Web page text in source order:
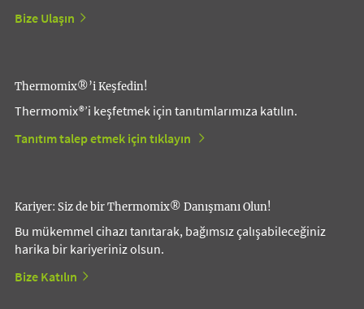
Bize Ulaşın
Thermomix®’i Keşfedin!
Thermomix®’i keşfetmek için tanıtımlarımıza katılın.
Tanıtım talep etmek için tıklayın
Kariyer: Siz de bir Thermomix® Danışmanı Olun!
Bu mükemmel cihazı tanıtarak, bağımsız çalışabileceğiniz
harika bir kariyeriniz olsun.
Bize Katılın